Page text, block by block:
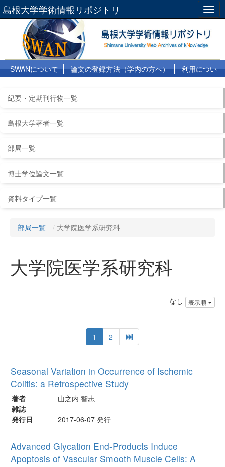
島根大学学術情報リポジトリ
SWANについて 論文の登録方法（学内の方へ）
利用につい
紀要・定期刊行物一覧
島根大学著者一覧
部局一覧
博士学位論文一覧
資料タイプ一覧
部局一覧 大学院医学系研究科
大学院医学系研究科
なし 表示順
1 2
Seasonal Variation in Occurrence of Ischemic
Colitis: a Retrospective Study
著者
山之内 智志
雑誌
発行日
2017-06-07 発行
Advanced Glycation End-Products Induce
Apoptosis of Vascular Smooth Muscle Cells: A